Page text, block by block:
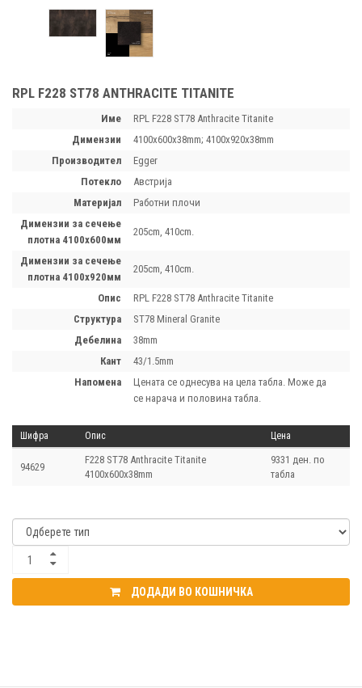
RPL F228 ST78 ANTHRACITE TITANITE
Име
RPL F228 ST78 Anthracite Titanite
димензии
4100x600x38mm; 4100x920x38mm
производител
Egger
потекло
Австрија
материјал
Работни плочи
димензии за сечење
плотна 4100х600мм
205cm, 410cm.
димензии за сечење
плотна 4100х920мм
205cm, 410cm.
опис
RPL F228 ST78 Anthracite Titanite
структура
ST78 Mineral Granite
дебелина
38mm
кант
43/1.5mm
напомена
Цената се однесува на цела табла. Може да
се нарача и половина табла.
Шифра Опис Цена
94629
F228 ST78 Anthracite Titanite
4100x600x38mm
9331 ден. по
табла
ДОДАДИ ВО КОШНИЧКА